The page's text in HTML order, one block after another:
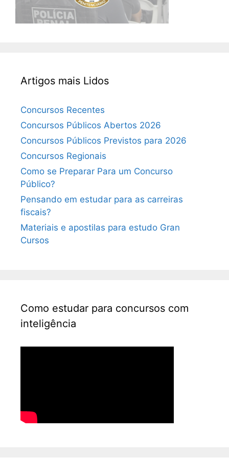
Artigos mais Lidos
Concursos Recentes
Concursos Públicos Abertos 2026
Concursos Públicos Previstos para 2026
Concursos Regionais
Como se Preparar Para um Concurso
Público?
Pensando em estudar para as carreiras
fiscais?
Materiais e apostilas para estudo Gran
Cursos
Como estudar para concursos com
inteligência